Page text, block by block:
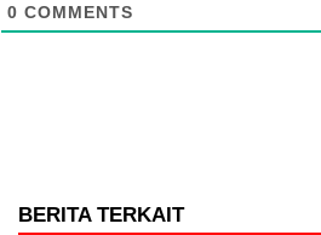
0 COMMENTS
BERITA TERKAIT